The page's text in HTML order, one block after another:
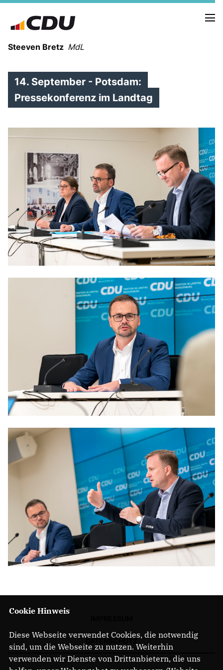
Steeven Bretz MdL
MEIN WAHLKREIS
ZIELE
Redebeiträge
Anträge CDU
Kleine Anfragen
CDU Deutschland
CDU Fraktion im Brandenburger Landtag
CDU Brandenburg
CDU Potsdam
14. September - Potsdam:
Pressekonferenz im Landtag
Cookie Hinweis
Diese Webseite verwendet Cookies, die notwendig
sind, um die Webseite zu nutzen. Weiterhin
verwenden wir Dienste von Drittanbietern, die uns